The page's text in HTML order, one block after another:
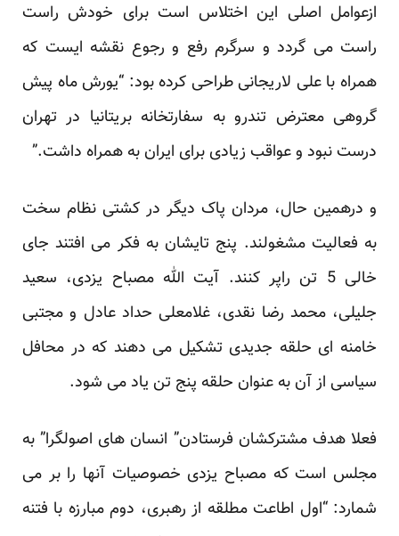
ازعوامل اصلی این اختلاس است برای خودش راست
راست می گردد و سرگرم رفع و رجوع نقشه ایست که
همراه با علی لاریجانی طراحی کرده بود: “یورش ماه پیش
گروهی معترض تندرو به سفارتخانه بریتانیا در تهران
درست نبود و عواقب زیادی برای ایران به همراه داشت.”
و درهمین حال، مردان پاک دیگر در کشتی نظام سخت
به فعالیت مشغولند. پنج تایشان به فکر می افتند جای
خالی 5 تن راپر کنند. آیت الله مصباح یزدی، سعید
جلیلی، محمد رضا نقدی، غلامعلی حداد عادل و مجتبی
خامنه ای حلقه جدیدی تشکیل می دهند که در محافل
سیاسی از آن به عنوان حلقه پنج تن یاد می شود.
فعلا هدف مشترکشان فرستادن” انسان های اصولگرا” به
مجلس است که مصباح یزدی خصوصیات آنها را بر می
شمارد: “اول اطاعت مطلقه از رهبری، دوم مبارزه با فتنه